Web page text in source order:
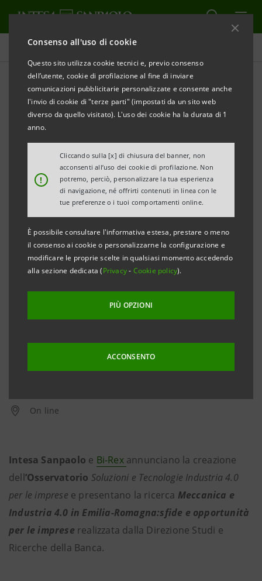
Consenso all'uso di cookie
Questo sito utilizza cookie tecnici e, previo consenso
dell’utente, cookie di profilazione al fine di inviare
comunicazioni pubblicitarie personalizzate e consente anche
l'invio di cookie di "terze parti" (impostati da un sito web
diverso da quello visitato). L'uso dei cookie ha la durata di 1
anno.
!
Cliccando sulla [x] di chiusura del banner, non
acconsenti all’uso dei cookie di profilazione. Non
potremo, perciò, personalizzare la tua esperienza
di navigazione, né offrirti contenuti in linea con le
tue preferenze o i tuoi comportamenti online.
È possibile consultare l'informativa estesa, prestare o meno
il consenso ai cookie o personalizzarne la configurazione e
modificare le proprie scelte in qualsiasi momento accedendo
alla sezione dedicata (Privacy- Cookie policy).
PIÙ OPZIONI
ACCONSENTO
Tutti gli eventi sostenuti dalla banca
EDUCAZIONE
Imprese: soluzioni e
tecnologie industria 4.0
On line
Intesa Sanpaolo e Bi-Rex annunciano la creazione
dell’Osservatorio Soluzioni e Tecnologie Industria 4.0
per le imprese e presentano la ricerca Meccanica e
Industria 4.0 in Emilia-Romagna:sfide e opportunità
per le imprese realizzata dalla Direzione Studi e
Ricerche della Banca.